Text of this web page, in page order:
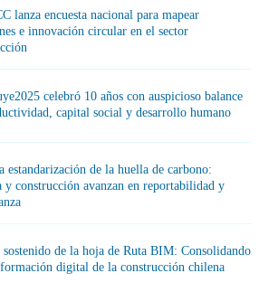
lanza encuesta nacional para mapear
e innovación circular en el sector
celebró 10 años con auspicioso balance
capital social y desarrollo humano
estandarización de la huella de carbono:
y construcción avanzan en reportabilidad y
sostenido de la hoja de Ruta BIM: Consolidando
digital de la construcción chilena